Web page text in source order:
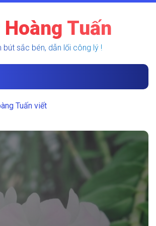
Tuấn
bút sắc bén, dẫn lối công lý !
Tuấn viết